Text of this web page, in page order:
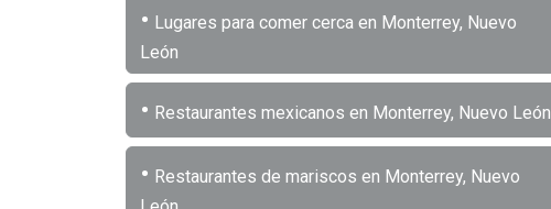
• Lugares para comer cerca en Monterrey, Nuevo
León
• Restaurantes mexicanos en Monterrey, Nuevo León
• Restaurantes de mariscos en Monterrey, Nuevo